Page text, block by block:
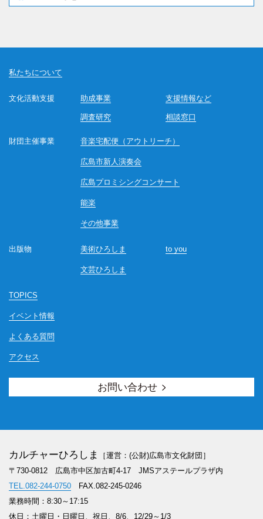
私たちについて
文化活動支援 助成事業
調査研究 相談窓口
支援情報など
財団主催事業 音楽宅配便（アウトリーチ）
広島市新人演奏会
広島プロミシングコンサート
能楽
その他事業
出版物 美術ひろしま
文芸ひろしま
to you
TOPICS
イベント情報
よくある質問
アクセス
お問い合わせ
カルチャーひろしま
［運営：(公財)広島市文化財団］
〒730-0812 広島市中区加古町4-17 JMSアステールプラザ内
TEL.082-244-0750FAX.082-245-0246
業務時間：8:30～17:15
休日：土曜日・日曜日、祝日、8/6、12/29～1/3